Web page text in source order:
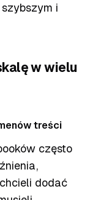
i
w wielu
treści
często
dodać